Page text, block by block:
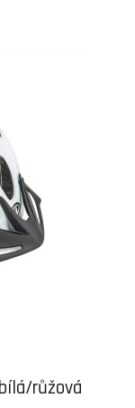
růžová